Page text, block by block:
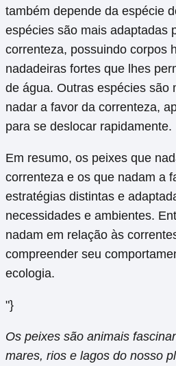
também depende da espécie
espécies são mais adaptadas
correnteza, possuindo corpos
nadadeiras fortes que lhes
de água. Outras espécies são
nadar a favor da correnteza,
para se deslocar rapidamente.
Em resumo, os peixes que
correnteza e os que nadam a
estratégias distintas e
necessidades e ambientes.
nadam em relação às
compreender seu
ecologia.
"}
Os peixes são animais
mares, rios e lagos do nosso